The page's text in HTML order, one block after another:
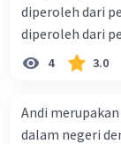
diperoleh dari
diperoleh dari
merupakan ciri
nomor…. a. 1
4 3.0
Andi
dalam negeri dengan